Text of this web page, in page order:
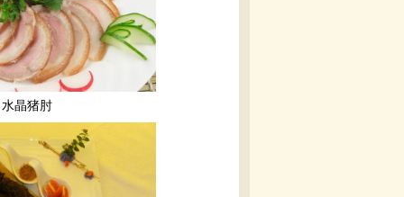
水晶猪肘